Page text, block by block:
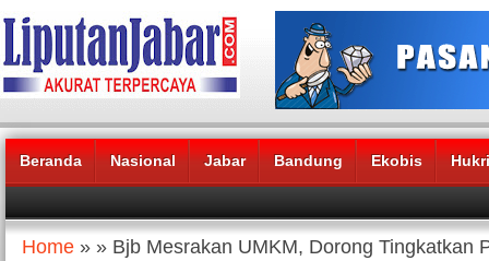
Beranda Nasional Jabar Bandung Ekobis
Headlines News :
Home » » Bjb Mesrakan UMKM, Dorong Tingkatkan